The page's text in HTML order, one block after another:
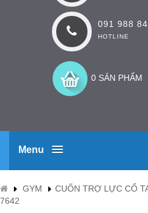
091 988
HOTLINE
0 SẢN PHẨM
Menu
GYM
CUỐN TRỢ LỰC CỔ
7642